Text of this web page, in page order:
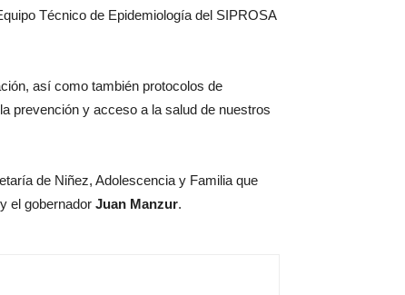
Técnico de Epidemiología del SIPROSA
así como también protocolos de
prevención y acceso a la salud de nuestros
de Niñez, Adolescencia y Familia que
y el gobernador Juan Manzur.